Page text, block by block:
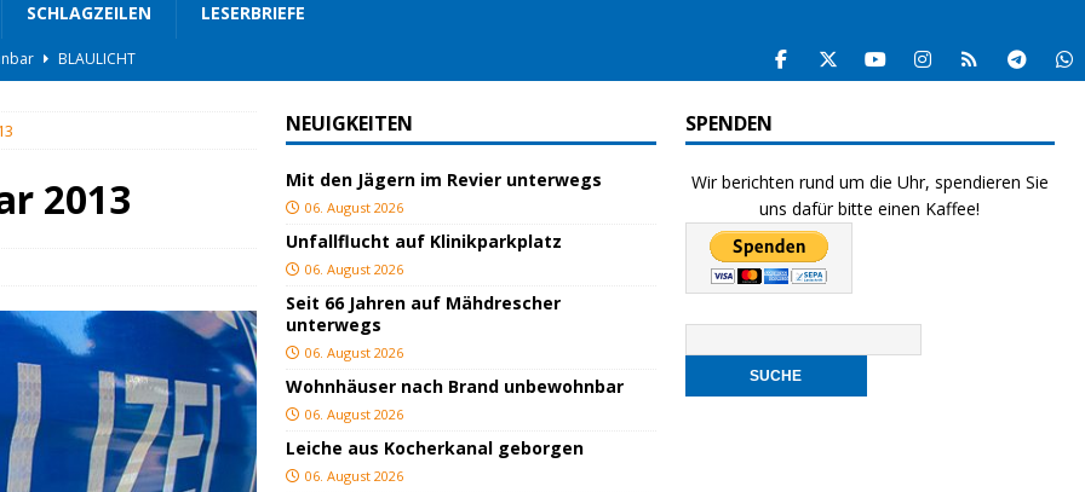
SCHLAGZEILEN LESERBRIEFE
BLAULICHT
BLAULICHT
BLAULICHT
TOP
BLAULICHT
2013
NEUIGKEITEN
Mit den Jägern im Revier unterwegs
06. August 2026
Unfallflucht auf Klinikparkplatz
06. August 2026
Seit 66 Jahren auf Mähdrescher
unterwegs
06. August 2026
Wohnhäuser nach Brand unbewohnbar
06. August 2026
Leiche aus Kocherkanal geborgen
06. August 2026
SPENDEN
Wir berichten rund um die Uhr, spendieren Sie
uns dafür bitte einen Kaffee!